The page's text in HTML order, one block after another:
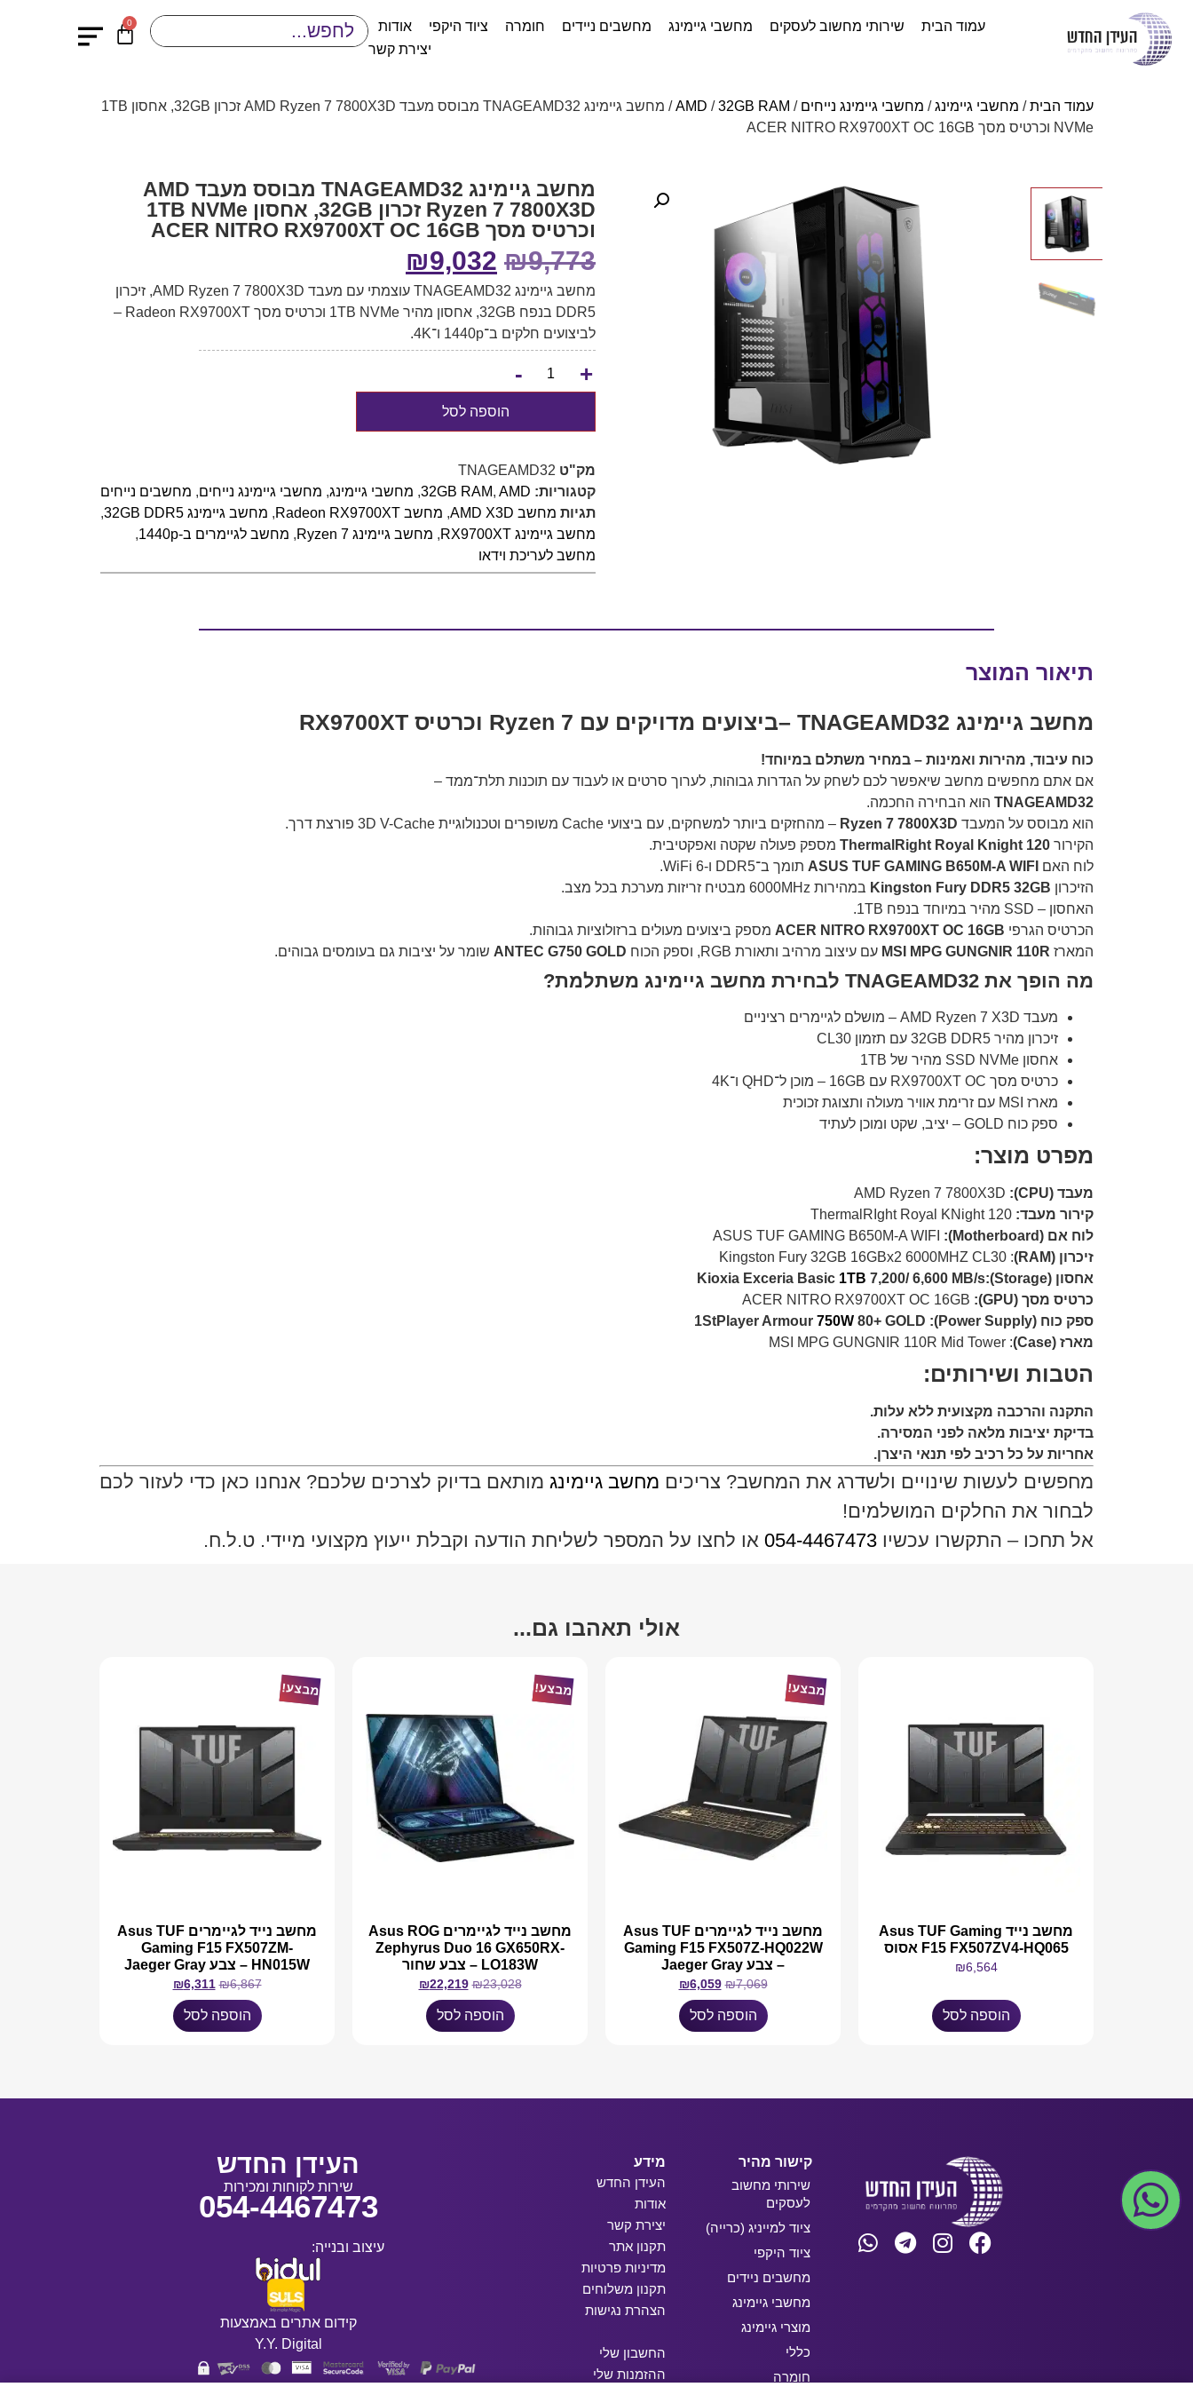
עמוד הבית שירותי מחשוב לעסקים מחשבי גיימינג מחשבים ניידים חומרה ציוד היקפי
אודות
יצירת קשר
0
עמוד הבית/ מחשבי גיימינג/ מחשבי גיימינג נייחים /
AMD /32GB RAM
/ מחשב גיימינג TNAGEAMD32 מבוסס מעבד AMD Ryzen 7 7800X3D זכרון 32GB, אחסון 1TB
NVMe וכרטיס מסך ACER NITRO RX9700XT OC 16GB
מחשב גיימינג TNAGEAMD32 מבוסס מעבד AMD
Ryzen 7 7800X3D זכרון 32GB, אחסון 1TB NVMe
וכרטיס מסך ACER NITRO RX9700XT OC 16GB
₪9,773
₪9,032
מחשב גיימינג TNAGEAMD32 עוצמתי עם מעבד AMD Ryzen 7 7800X3D, זיכרון
DDR5 בנפח 32GB, אחסון מהיר 1TB NVMe וכרטיס מסך Radeon RX9700XT –
לביצועים חלקים ב־1440p ו־4K.
+
-
הוספה לסל
מק"ט TNAGEAMD32
קטגוריות:
32GB RAM, AMD
, מחשבי גיימינג, מחשבי גיימינג נייחים, מחשבים נייחים
תגיות מחשב AMD X3D , מחשב Radeon RX9700XT , מחשב גיימינג 32GB DDR5
,
מחשב גיימינג RX9700XT
, מחשב גיימינג Ryzen 7 , מחשב לגיימרים ב-1440p
,
מחשב לעריכת וידאו
תיאור המוצר
מחשב גיימינג TNAGEAMD32 –ביצועים מדויקים עם Ryzen 7 וכרטיס RX9700XT
כוח עיבוד, מהירות ואמינות – במחיר משתלם במיוחד!
אם אתם מחפשים מחשב שיאפשר לכם לשחק על הגדרות גבוהות, לערוך סרטים או לעבוד עם תוכנות תלת־ממד –
TNAGEAMD32 הוא הבחירה החכמה.
הוא מבוסס על המעבד Ryzen 7 7800X3D – מהחזקים ביותר למשחקים, עם ביצועי Cache משופרים וטכנולוגיית 3D V-Cache פורצת דרך.
הקירור ThermalRight Royal Knight 120 מספק פעולה שקטה ואפקטיבית.
לוח האם ASUS TUF GAMING B650M-A WIFI תומך ב־DDR5 ו-WiFi 6.
הזיכרון Kingston Fury DDR5 32GB במהירות 6000MHz מבטיח זריזות מערכת בכל מצב.
האחסון – SSD מהיר במיוחד בנפח 1TB.
הכרטיס הגרפי ACER NITRO RX9700XT OC 16GB מספק ביצועים מעולים ברזולוציות גבוהות.
המארז MSI MPG GUNGNIR 110R עם עיצוב מרהיב ותאורת RGB, וספק הכוח ANTEC G750 GOLD שומר על יציבות גם בעומסים גבוהים.
מה הופך את TNAGEAMD32 לבחירת מחשב גיימינג משתלמת?
מעבד AMD Ryzen 7 X3D – מושלם לגיימרים רציניים
זיכרון מהיר 32GB DDR5 עם תזמון CL30
אחסון SSD NVMe מהיר של 1TB
כרטיס מסך RX9700XT OC עם 16GB – מוכן ל־QHD ו־4K
מארז MSI עם זרימת אוויר מעולה ותצוגת זכוכית
ספק כוח GOLD – יציב, שקט ומוכן לעתיד
מפרט מוצר:
מעבד (CPU):
AMD Ryzen 7 7800X3D
קירור מעבד:
לוח אם (Motherboard):
זיכרון (RAM)
: Kingston Fury 32GB 16GBx2 6000MHZ CL30
אחסון (Storage):Kioxia Exceria Basic
1TB 7,200/ 6,600 MB/s
כרטיס מסך (GPU):
ספק כוח (Power Supply): 1StPlayer Armour
750W 80+ GOLD
מארז (Case)
: MSI MPG GUNGNIR 110R Mid Tower
הטבות ושירותים:
התקנה והרכבה מקצועית ללא עלות.
בדיקת יציבות מלאה לפני המסירה.
אחריות על כל רכיב לפי תנאי היצרן.
מחפשים לעשות שינויים ולשדרג את המחשב? צריכים מחשב גיימינג מותאם בדיוק לצרכים שלכם? אנחנו כאן כדי לעזור לכם
לבחור את החלקים המושלמים!
אל תחכו – התקשרו עכשיו 054-4467473 או לחצו על המספר לשליחת הודעה וקבלת ייעוץ מקצועי מיידי. ט.ל.ח.
אולי תאהבו גם...
מחשב נייד Asus TUF Gaming
F15 FX507ZV4-HQ065 אסוס
₪6,564
הוספה לסל
מבצע!
מחשב נייד לגיימרים Asus TUF
Gaming F15 FX507Z-HQ022W
– צבע Jaeger Gray
₪7,069
₪6,059
הוספה לסל
מבצע!
מחשב נייד לגיימרים Asus ROG
Zephyrus Duo 16 GX650RX-
LO183W – צבע שחור
₪23,028
₪22,219
הוספה לסל
מבצע!
מחשב נייד לגיימרים Asus TUF
Gaming F15 FX507ZM-
HN015W – צבע Jaeger Gray
₪6,867
₪6,311
הוספה לסל
קישור מהיר
שירותי מחשוב
לעסקים
ציוד למייניג (כרייה)
ציוד היקפי
מחשבים ניידים
מחשבי גיימינג
מוצרי גיימינג
כללי
חומרה
מידע
העידן החדש
אודות
יצירת קשר
תקנון אתר
מדיניות פרטיות
תקנון משלוחים
הצהרת נגישות
החשבון שלי
ההזמנות שלי
העידן החדש
שירות לקוחות ומכירות
054-4467473
עיצוב ובנייה:
קידום אתרים באמצעות
Y.Y. Digital